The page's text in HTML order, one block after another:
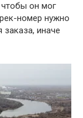
он мог
номер нужно
иначе